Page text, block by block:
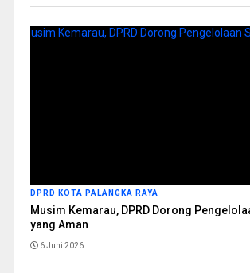
DPRD KOTA PALANGKA RAYA
Musim Kemarau, DPRD Dorong
yang Aman
6 Juni 2026